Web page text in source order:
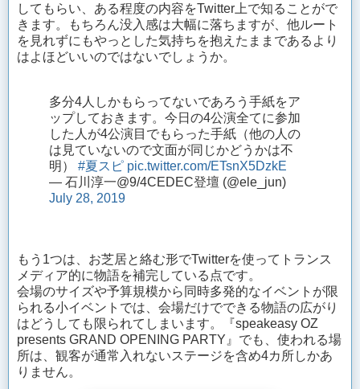
してもらい、ある程度の内容をTwitter上で知ることがで
きます。もちろん没入感は大幅に落ちますが、他ルート
を見れずにもやっとした気持ちを抱えたままであるより
はよほどいいのではないでしょうか。
多分4人しかもらってないであろう手紙をア
ップしておきます。今日の4公演全てに参加
した人が4公演目でもらった手紙（他の人の
は見ていないので文面が同じかどうかは不
明） #夏スピ pic.twitter.com/ETsnX5DzkE
— 石川淳一@9/4CEDEC登壇 (@ele_jun)
July 28, 2019
もう1つは、お芝居と絡む形でTwitterを使ってトランス
メディア的に物語を補完している点です。
会場のサイズや予算規模から同時多発的なイベントが限
られる小イベントでは、会場だけでできる物語の広がり
はどうしても限られてしまいます。『speakeasy OZ
presents GRAND OPENING PARTY』でも、使われる場
所は、観客が通常入れないステージを含め4カ所しかあ
りません。